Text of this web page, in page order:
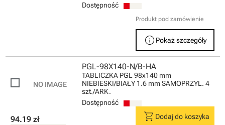
Dostępność
Produkt pod zamówienie
info Pokaż szczegóły
PGL-98X140-N/B-HA
TABLICZKA PGL 98x140 mm
NIEBIESKI/BIAŁY 1.6 mm SAMOPRZYL. 4
szt./ARK.
Dostępność
94.19 zł shopping_cart Dodaj do koszyka